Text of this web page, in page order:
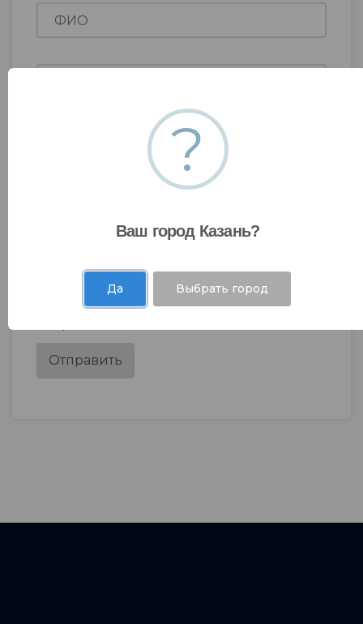
Я даю согласие наобработку моих
?
Ваш город Казань?
Да Выбрать город